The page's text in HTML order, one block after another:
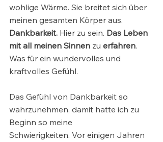
wohlige Wärme. Sie breitet sich über
meinen gesamten Körper aus.
Dankbarkeit. Hier zu sein. Das Leben
mit all meinen Sinnen zu erfahren.
Was für ein wundervolles und
kraftvolles Gefühl.
Das Gefühl von Dankbarkeit so
wahrzunehmen, damit hatte ich zu
Beginn so meine
Schwierigkeiten. Vor einigen Jahren